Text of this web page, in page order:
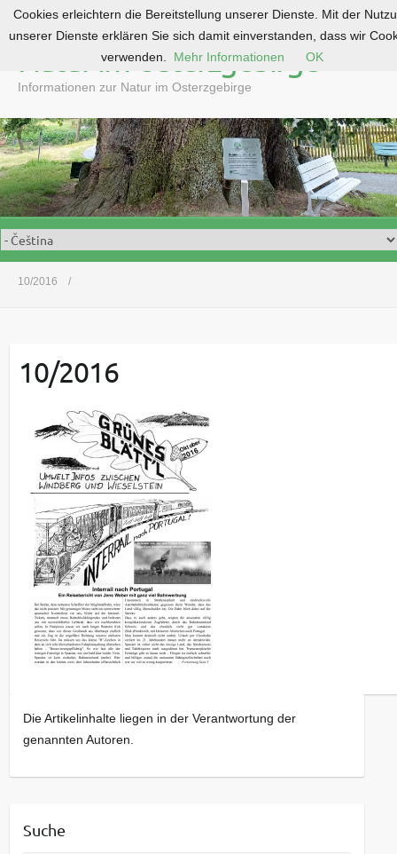
o
c
o
n
t
e
n
Natur im Osterzgebirge
Informationen zur Natur im Osterzgebirge
10/2016
10/2016
Die Artikelinhalte liegen in der Verantwortung der
genannten Autoren.
Suche
Cookies erleichtern die Bereitstellung unserer Dienste. Mit der
unserer Dienste erklären Sie sich damit einverstanden, dass wir
verwenden.
Mehr Informationen OK